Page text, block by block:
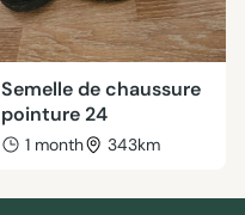
Semelle de chaussure
pointure 24
1 month 343km